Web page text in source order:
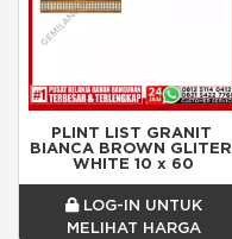
PLINT LIST GRANIT
BIANCA BROWN GLITER
WHITE 10 x 60
LOG-IN UNTUK
MELIHAT HARGA